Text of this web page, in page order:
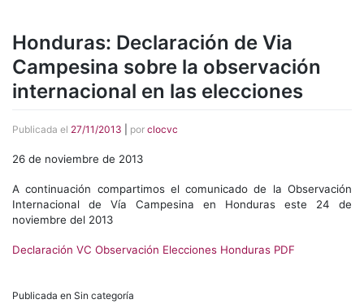
Honduras: Declaración de Via
Campesina sobre la observación
internacional en las elecciones
Publicada el 27/11/2013 por clocvc
26 de noviembre de 2013
A continuación compartimos el comunicado de la Observación
Internacional de Vía Campesina en Honduras este 24 de
noviembre del 2013
Declaración VC Observación Elecciones Honduras PDF
Publicada en Sin categoría